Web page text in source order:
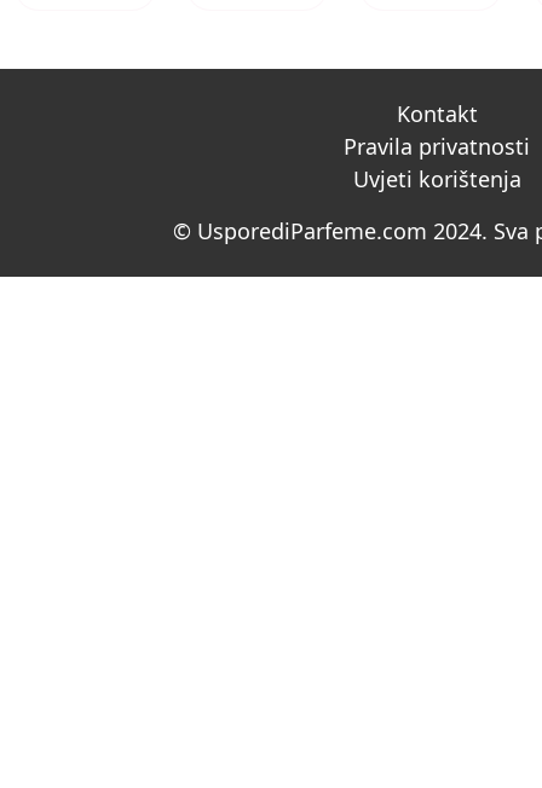
Kontakt
Pravila privatnosti
Uvjeti korištenja
© UsporediParfeme.com 2024. Sva